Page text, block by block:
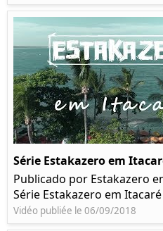
Série Estakazero em
Publicado por Estakazero
Série Estakazero em
Vidéo publiée le 06/09/2018